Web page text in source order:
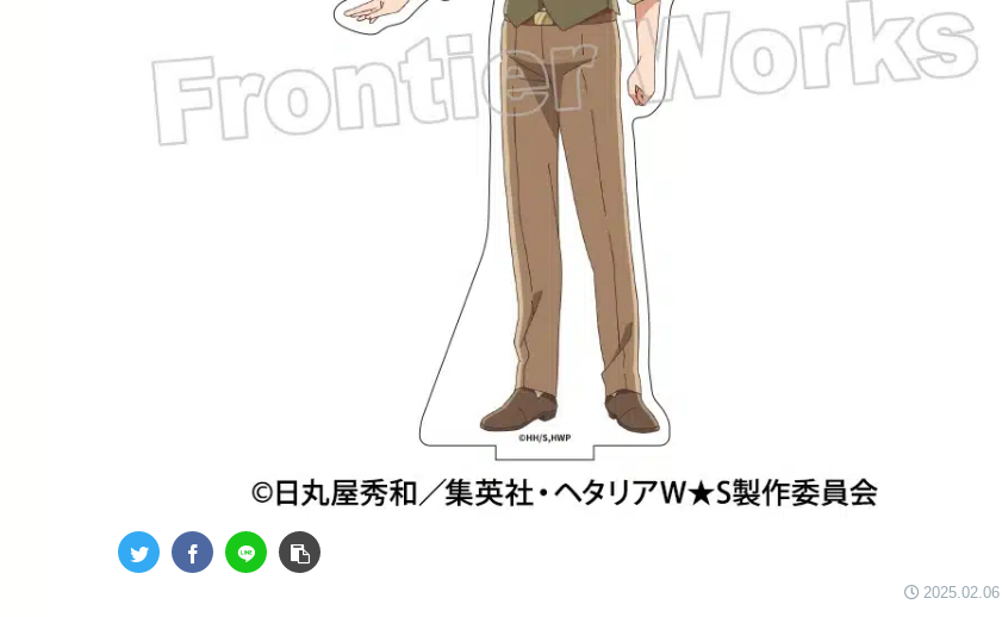
2025.02.06